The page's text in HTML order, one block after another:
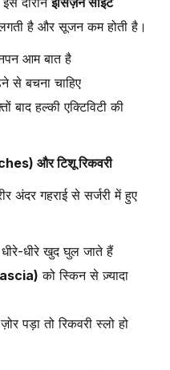
लगती है और सूजन कम होती है।
आम बात है
से बचना चाहिए
बाद हल्की एक्टिविटी की
और टिशू रिकवरी
गहराई से सर्जरी में हुए
धीरे खुद घुल जाते हैं
को स्किन से ज़्यादा
पड़ा तो रिकवरी स्लो हो